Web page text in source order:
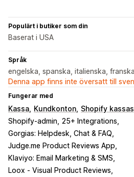
Populärt i butiker som din
Baserat i USA
Språk
engelska, spanska, italienska,
Denna app finns inte översatt till
Fungerar med
Kassa Kundkonton Shopify
Shopify-admin 25+ Integrations
Gorgias: Helpdesk, Chat & FAQ
Judge.me Product Reviews App
Klaviyo: Email Marketing & SMS
Loox ‑ Visual Product Reviews